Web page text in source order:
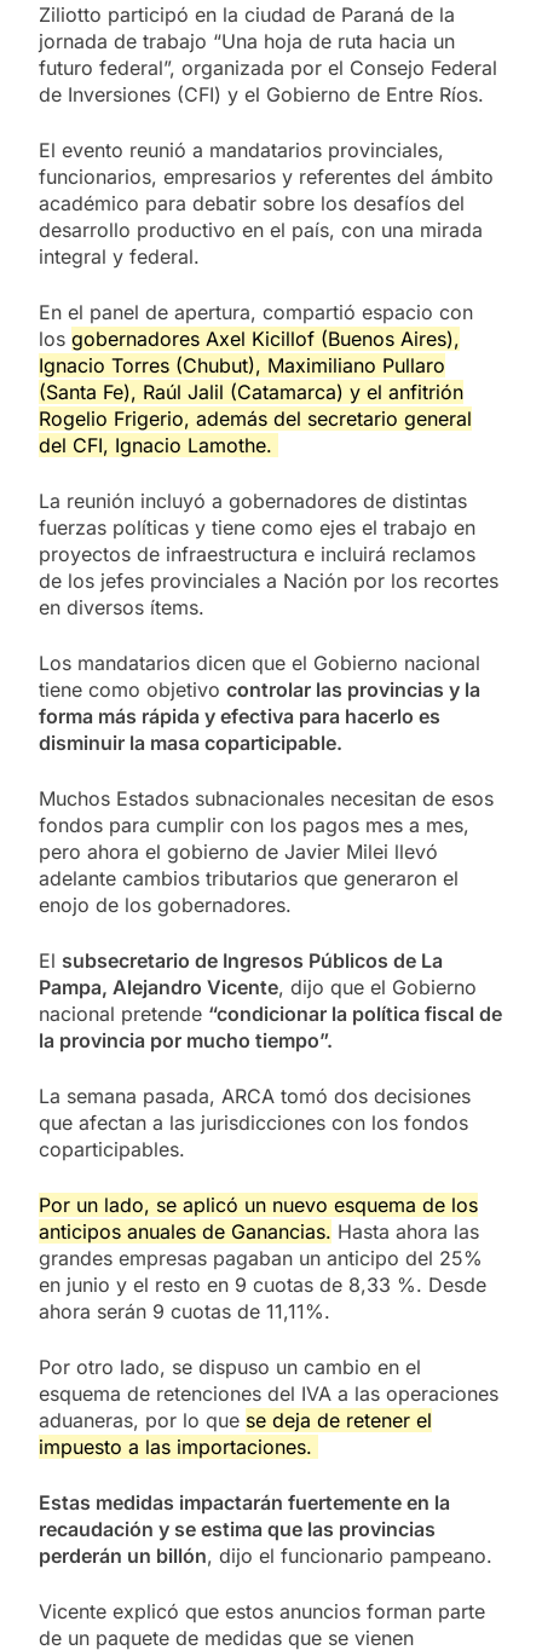
Ziliotto participó en la ciudad de Paraná de la
jornada de trabajo “Una hoja de ruta hacia un
futuro federal”, organizada por el Consejo Federal
de Inversiones (CFI) y el Gobierno de Entre Ríos.
El evento reunió a mandatarios provinciales,
funcionarios, empresarios y referentes del ámbito
académico para debatir sobre los desafíos del
desarrollo productivo en el país, con una mirada
integral y federal.
En el panel de apertura, compartió espacio con
los gobernadores Axel Kicillof (Buenos Aires),
Ignacio Torres (Chubut), Maximiliano Pullaro
(Santa Fe), Raúl Jalil (Catamarca) y el anfitrión
Rogelio Frigerio, además del secretario general
del CFI, Ignacio Lamothe.
La reunión incluyó a gobernadores de distintas
fuerzas políticas y tiene como ejes el trabajo en
proyectos de infraestructura e incluirá reclamos
de los jefes provinciales a Nación por los recortes
en diversos ítems.
Los mandatarios dicen que el Gobierno nacional
tiene como objetivo controlar las provincias y la
forma más rápida y efectiva para hacerlo es
disminuir la masa coparticipable.
Muchos Estados subnacionales necesitan de esos
fondos para cumplir con los pagos mes a mes,
pero ahora el gobierno de Javier Milei llevó
adelante cambios tributarios que generaron el
enojo de los gobernadores.
El subsecretario de Ingresos Públicos de La
Pampa, Alejandro Vicente, dijo que el Gobierno
nacional pretende “condicionar la política fiscal de
la provincia por mucho tiempo”.
La semana pasada, ARCA tomó dos decisiones
que afectan a las jurisdicciones con los fondos
coparticipables.
Por un lado, se aplicó un nuevo esquema de los
anticipos anuales de Ganancias. Hasta ahora las
grandes empresas pagaban un anticipo del 25%
en junio y el resto en 9 cuotas de 8,33 %. Desde
ahora serán 9 cuotas de 11,11%.
Por otro lado, se dispuso un cambio en el
esquema de retenciones del IVA a las operaciones
aduaneras, por lo que se deja de retener el
impuesto a las importaciones.
Estas medidas impactarán fuertemente en la
recaudación y se estima que las provincias
perderán un billón, dijo el funcionario pampeano.
Vicente explicó que estos anuncios forman parte
de un paquete de medidas que se vienen